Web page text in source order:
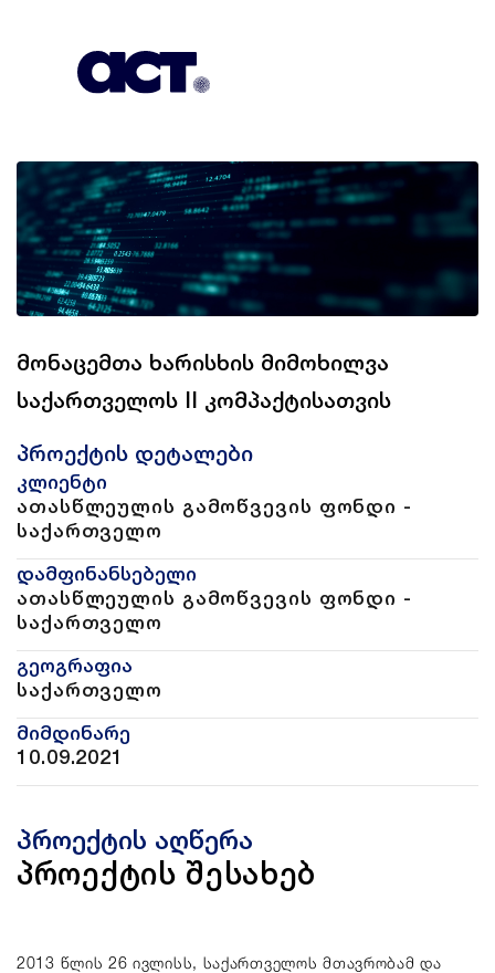
მონაცემთა ხარისხის მიმოხილვა
საქართველოს II კომპაქტისათვის
პროექტის დეტალები
კლიენტი
ათასწლეულის გამოწვევის ფონდი -
საქართველო
დამფინანსებელი
ათასწლეულის გამოწვევის ფონდი -
საქართველო
გეოგრაფია
საქართველო
მიმდინარე
10.09.2021
პროექტის აღწერა
პროექტის შესახებ
2013 წლის 26 ივლისს, საქართველოს მთავრობამ და